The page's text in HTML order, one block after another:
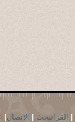
القرانبحث الاتصال